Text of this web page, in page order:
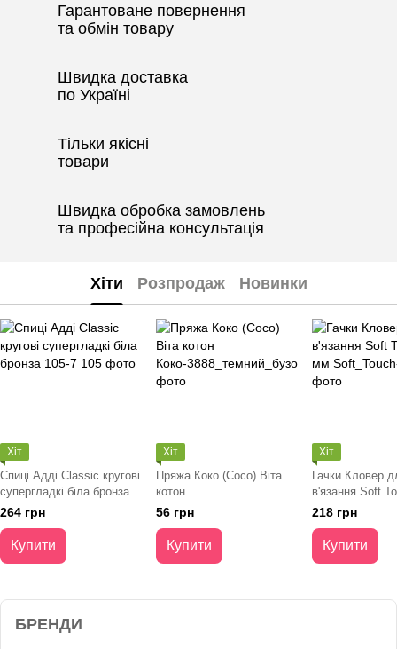
Гарантоване повернення
та обмін товару
Швидка доставка
по Україні
Тільки якісні
товари
Швидка обробка замовлень
та професійна консультація
Хіти Розпродаж Новинки
Хіт
Спиці Адді Classic кругові
супергладкі біла бронза
105-7
264 грн
Купити
Хіт
Пряжа Коко (Coco) Віта
котон
56 грн
Купити
Хіт
Гачки Кловер
в'язання Soft
мм
218 грн
Купити
БРЕНДИ